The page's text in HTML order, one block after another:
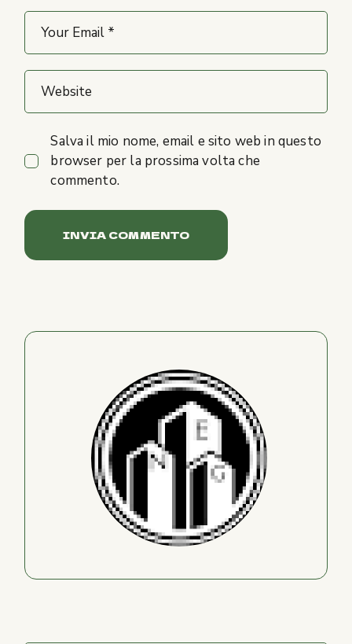
Salva il mio nome, email e sito web in questo
browser per la prossima volta che
commento.
INVIA COMMENTO